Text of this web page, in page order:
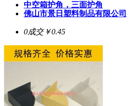
中空箱护角，三面护角
佛山市景日塑料制品有限公司
0成交￥0.45